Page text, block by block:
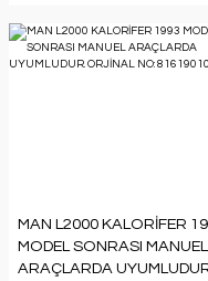
MAN L2000 KALORİFER
MODEL SONRASI MANUEL
ARAÇLARDA